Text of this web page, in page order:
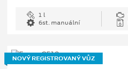
1 l
6st. manuální
NOVÝ REGISTROVANÝ VŮZ